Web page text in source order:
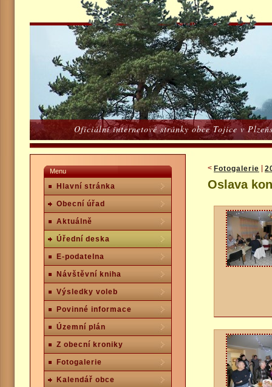
Oficiální internetové stránky obce Tojice v
< Fotogalerie
Oslava
Menu
Hlavní stránka
Obecní úřad
Aktuálně
Úřední deska
E-podatelna
Návštěvní kniha
Výsledky voleb
Povinné informace
Územní plán
Z obecní kroniky
Fotogalerie
Kalendář obce